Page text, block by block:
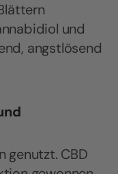
und
angstlösend
genutzt. CBD